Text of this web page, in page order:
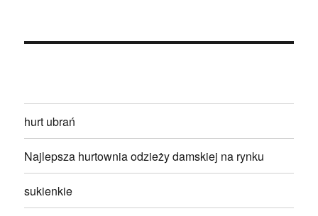
hurt ubrań
Najlepsza hurtownia odzieży damskiej na rynku
sukienkie